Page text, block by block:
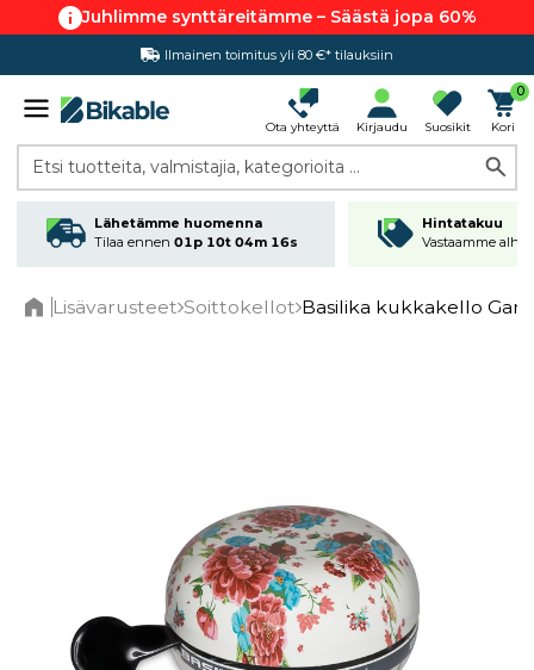
Juhlimme synttäreitämme – Säästä jopa 60%
Ilmainen toimitus yli 80 €* tilauksiin
Ota yhteyttä Kirjaudu Suosikit
0
Kori
Etsi tuotteita, valmistajia, kategorioita ...
Lähetämme huomenna
Tilaa ennen 01p 10t 04m 16s
Hintatakuu
Vastaamme
Lisävarusteet Soittokellot Basilika kukkakello